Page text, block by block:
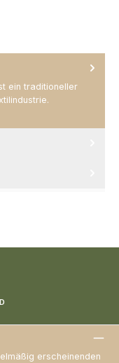
ein traditioneller
erscheinenden